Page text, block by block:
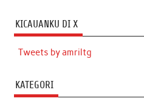
KICAUANKU DI X
Tweets by amriltg
KATEGORI